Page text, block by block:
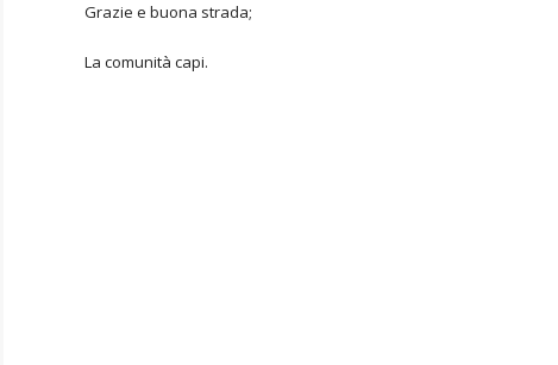
Grazie e buona strada;
La comunità capi.